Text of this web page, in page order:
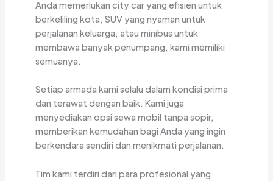
Anda memerlukan city car yang efisien untuk
berkeliling kota, SUV yang nyaman untuk
perjalanan keluarga, atau minibus untuk
membawa banyak penumpang, kami memiliki
semuanya.
Setiap armada kami selalu dalam kondisi prima
dan terawat dengan baik. Kami juga
menyediakan opsi sewa mobil tanpa sopir,
memberikan kemudahan bagi Anda yang ingin
berkendara sendiri dan menikmati perjalanan.
Tim kami terdiri dari para profesional yang